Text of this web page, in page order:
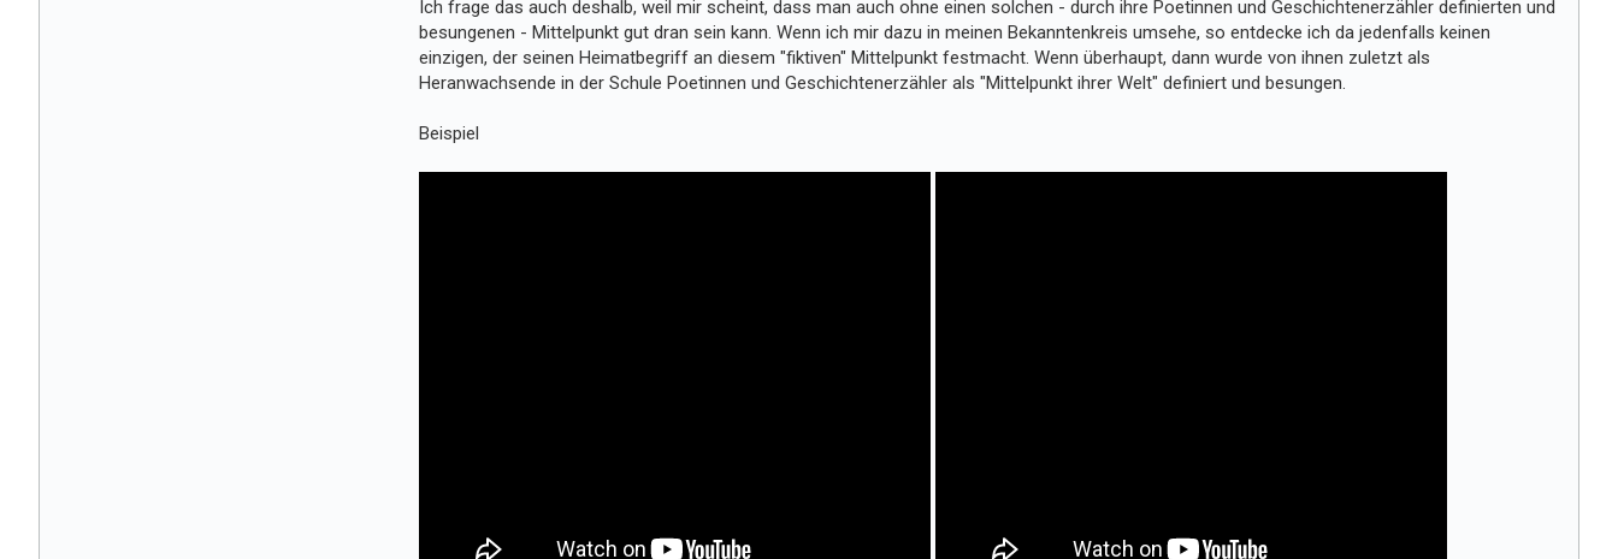
Ich frage das auch deshalb, weil mir scheint, dass man auch ohne einen solchen - durch ihre Poetinnen und Geschichtenerzähler definierten und
besungenen - Mittelpunkt gut dran sein kann. Wenn ich mir dazu in meinen Bekanntenkreis umsehe, so entdecke ich da jedenfalls keinen
einzigen, der seinen Heimatbegriff an diesem "fiktiven" Mittelpunkt festmacht. Wenn überhaupt, dann wurde von ihnen zuletzt als
Heranwachsende in der Schule Poetinnen und Geschichtenerzähler als "Mittelpunkt ihrer Welt" definiert und besungen.
Beispiel